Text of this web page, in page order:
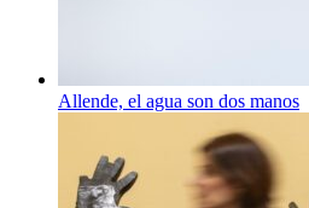
Allende, el agua son dos manos